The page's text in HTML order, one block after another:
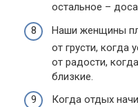
остальное –
Наши женщины
от грусти, когда
от радости,
близкие.
Когда отдых